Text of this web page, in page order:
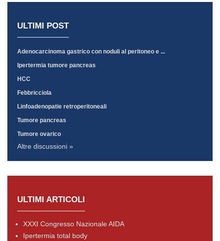
ULTIMI POST
Adenocarcinoma gastrico con noduli al peritoneo e ...
Ipertermia tumore pancreas
HCC
Febbricciola
Linfoadenopatie retroperitoneali
Tumore pancreas
Tumore ovarico
Altre discussioni »
ULTIMI ARTICOLI
XXXI Congresso Nazionale AIDA
Ipertermia total body